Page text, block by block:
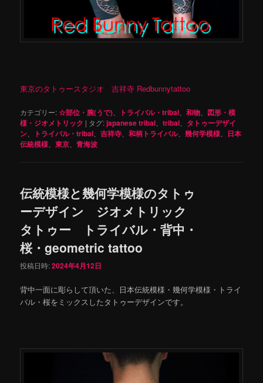
東京のタトゥースタジオ 吉祥寺 Redbunnytattoo
カテゴリー:☆部位・腕(うで)、 トライバル・tribal、和物、 図形・模
様・ジオメトリック | タグ:japanese tribal、tribal、 タトゥーデザイ
ン、 トライバル・tribal、吉祥寺、和柄トライバル、幾何学模様、
日本
伝統模様、東京、青海波
伝統模様と幾何学模様のタトゥ
ーデザイン ジオメトリック
タトゥー トライバル・背中・
桜・geometric tattoo
投稿日時:2024年4月12日
背中一面に彫らして頂いた、日本伝統模様・幾何学模様・トライ
バル・桜をミックスしたタトゥーデザインです。